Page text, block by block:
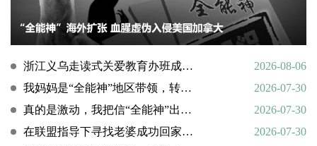
浙江义乌走读式关爱教育办班成功转化9名“全能神”“全范围教会”等邪教人员
2026-08-06
我妈妈是“全能神”地区带领，转化情况好转
2026-07-30
真的是激动，我把信“全能神”出走的老婆找了回来
2026-07-30
在联盟指导下寻找老婆成功回家回顾
2026-07-30